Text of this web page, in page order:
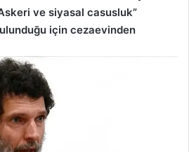
ve siyasal casusluk”
için cezaevinden